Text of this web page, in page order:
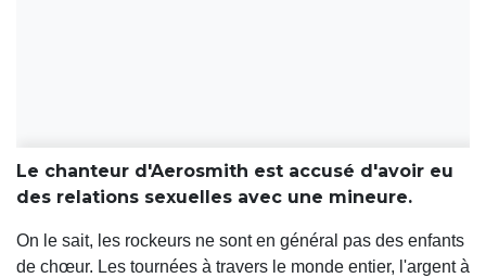
Le chanteur d'Aerosmith est accusé d'avoir eu
des relations sexuelles avec une mineure.
On le sait, les rockeurs ne sont en général pas des enfants
de chœur. Les tournées à travers le monde entier, l'argent à